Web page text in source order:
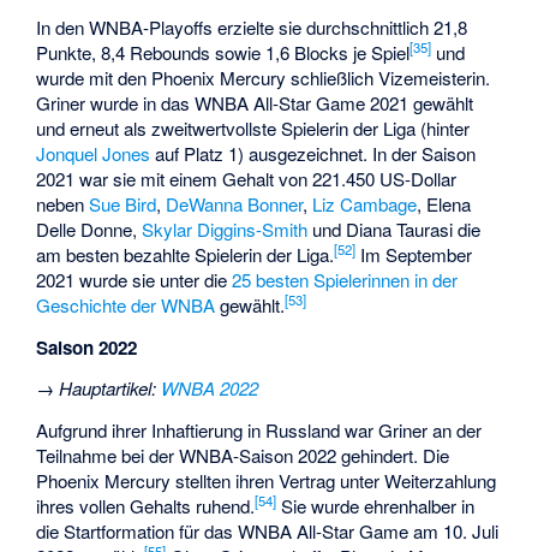
In den WNBA-Playoffs erzielte sie durchschnittlich 21,8
Punkte, 8,4 Rebounds sowie 1,6 Blocks je Spiel[35] und
wurde mit den Phoenix Mercury schließlich Vizemeisterin.
Griner wurde in das WNBA All-Star Game 2021 gewählt
und erneut als zweitwertvollste Spielerin der Liga (hinter
Jonquel Jones auf Platz 1) ausgezeichnet. In der Saison
2021 war sie mit einem Gehalt von 221.450 US-Dollar
nebenSue Bird, DeWanna Bonner, Liz Cambage, Elena
Delle Donne,Skylar Diggins-Smith und Diana Taurasi die
am besten bezahlte Spielerin der Liga.[52] Im September
2021 wurde sie unter die25 besten Spielerinnen in der
Geschichte der WNBAgewählt.[53]
Saison 2022
→Hauptartikel: WNBA 2022
Aufgrund ihrer Inhaftierung in Russland war Griner an der
Teilnahme bei der WNBA-Saison 2022 gehindert. Die
Phoenix Mercury stellten ihren Vertrag unter Weiterzahlung
ihres vollen Gehalts ruhend.[54] Sie wurde ehrenhalber in
die Startformation für das WNBA All-Star Game am 10. Juli